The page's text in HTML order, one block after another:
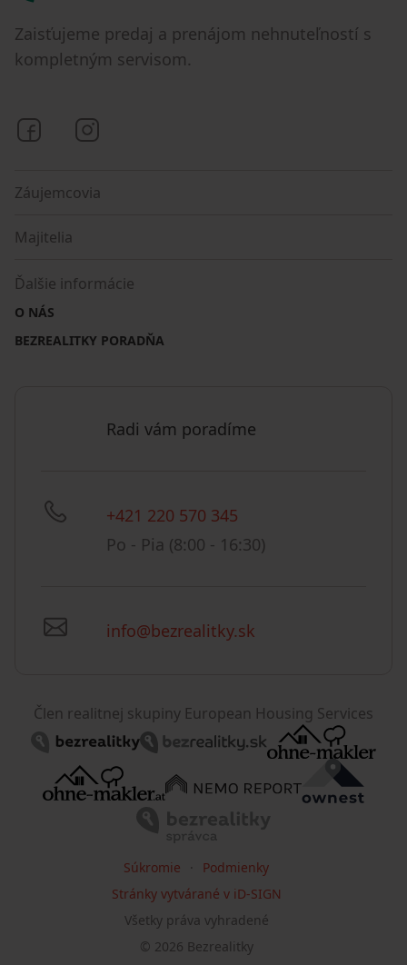
Zaisťujeme predaj a prenájom nehnuteľností s
kompletným servisom.
Bezrealitky na Facebooku
Záujemcovia
Majitelia
Ďalšie informácie
O NÁS
BEZREALITKY PORADŇA
Radi vám poradíme
+421 220 570 345
Po - Pia (8:00 - 16:30)
info@bezrealitky.sk
Člen realitnej skupiny European Housing Services
© 2026 Bezrealitky
Všetky práva vyhradené
Súkromie
Podmienky
Stránky vytvárané v iD-SIGN